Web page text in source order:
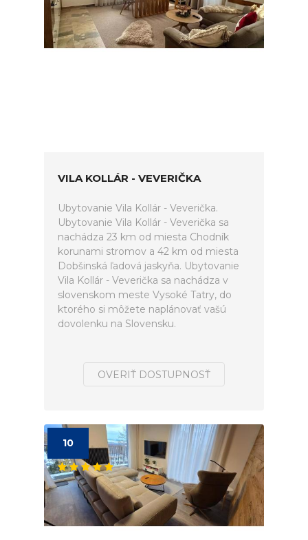
VILA KOLLÁR - VEVERIČKA
Ubytovanie Vila Kollár - Veverička.
Ubytovanie Vila Kollár - Veverička sa
nachádza 23 km od miesta Chodník
korunami stromov a 42 km od miesta
Dobšinská ľadová jaskyňa. Ubytovanie
Vila Kollár - Veverička sa nachádza v
slovenskom meste Vysoké Tatry, do
ktorého si môžete naplánovať vašú
dovolenku na Slovensku.
OVERIŤ DOSTUPNOSŤ
10